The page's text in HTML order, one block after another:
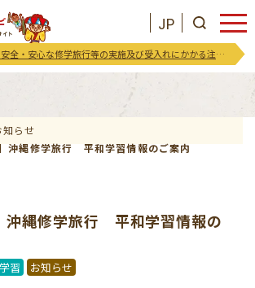
JP
【沖縄県からのお知らせ】安全・安心な修学旅行等の実施及び受入れにかかる注意喚起及び御協力のお願い
お気に入りリスト
知らせ
】沖縄修学旅行 平和学習情報のご案内
沖縄修学旅行 平和学習情報の
習 お知らせ